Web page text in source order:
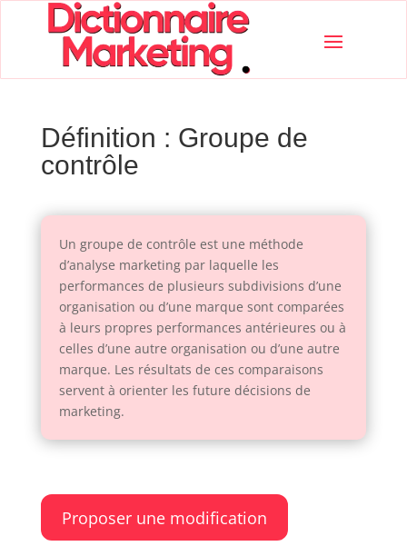
Définition : Groupe de
contrôle
Un groupe de contrôle est une méthode
d’analyse marketing par laquelle les
performances de plusieurs subdivisions d’une
organisation ou d’une marque sont comparées
à leurs propres performances antérieures ou à
celles d’une autre organisation ou d’une autre
marque. Les résultats de ces comparaisons
servent à orienter les future décisions de
marketing.
Proposer une modification